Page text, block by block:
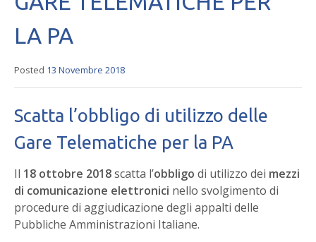
LA PA
Posted 13 Novembre 2018
Scatta l’obbligo di utilizzo delle
Gare Telematiche per la PA
Il 18 ottobre 2018scatta l’obbligo di utilizzo dei mezzi
di comunicazione elettronici nello svolgimento di
procedure di aggiudicazione degli appalti delle
Pubbliche Amministrazioni Italiane.